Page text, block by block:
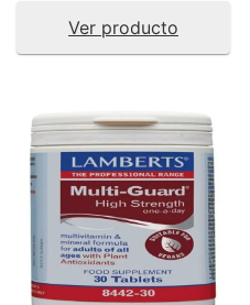
Ver producto